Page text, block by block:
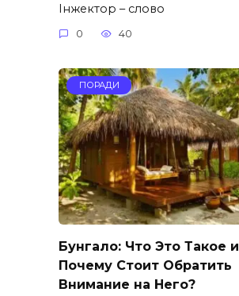
Інжектор – слово
0 40
ПОРАДИ
Бунгало: Что Это Такое и
Почему Стоит Обратить
Внимание на Него?